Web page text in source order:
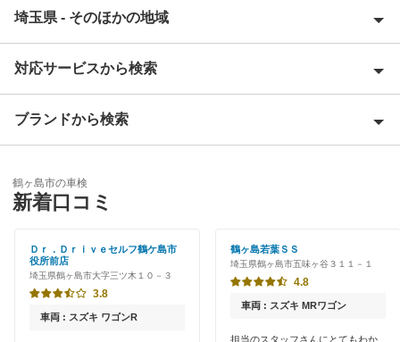
埼玉県 - そのほかの地域
上尾市
入間郡
入間市
大里郡
桶川市
春日部市
加須市
対応サービスから検索
Award 受賞店
特典あり
早割りあり
ブランドから検索
「車検の速太郎」
アップル車検
オートバックス
中部自動車販売（チューブ＆BCN）
鶴ヶ島市の車検
新着口コミ
Ｄｒ．Ｄｒｉｖｅセルフ鶴ケ島市
役所前店
埼玉県鶴ヶ島市大字三ツ木１０－３
3.8
車両 : スズキ ワゴンR
鶴ヶ島若葉ＳＳ
埼玉県鶴ヶ島市五味ヶ谷３１１－１
4.8
車両 : スズキ MRワゴン
担当のスタッフさんにとてもわか